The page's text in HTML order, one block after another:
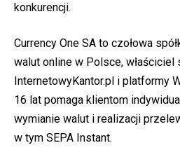
konkurencji.
Currency One SA to czołowa
walut online w Polsce, właściciel
InternetowyKantor.pl i platformy
16 lat pomaga klientom
wymianie walut i realizacji
w tym SEPA Instant.